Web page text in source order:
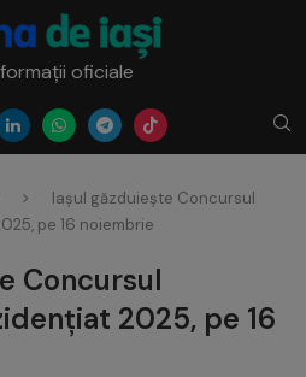
oficiale
Iașul găzduiește Concursul
pe 16 noiembrie
Concursul
2025, pe 16